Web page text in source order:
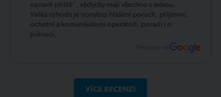
opravit příště", vždycky mají všechno s sebou.
Velká výhoda je nonstop hlášení poruch, příjemní,
ochotní a komunikativní operátoři, poradí i o
půlnoci.
Recenze na:
VÍCE RECENZÍ